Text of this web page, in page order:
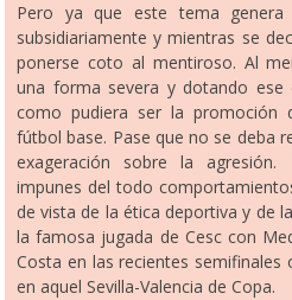
Pero ya que este tema genera
subsidiariamente y mientras se
ponerse coto al mentiroso. Al
una forma severa y dotando ese
como pudiera ser la promoción
fútbol base. Pase que no se deba
exageración sobre la
impunes del todo
de vista de la ética deportiva y de
la famosa jugada de Cesc con
Costa en las recientes
en aquel Sevilla-Valencia de Copa.